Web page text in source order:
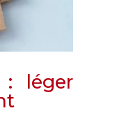
: léger